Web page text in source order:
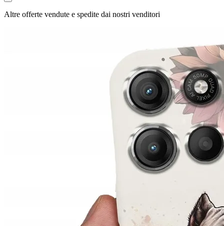
Altre offerte vendute e spedite dai nostri venditori